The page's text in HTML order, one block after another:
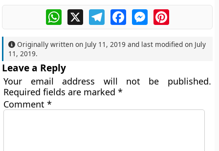
WhatsApp
X TelegramFacebookMessengerPinterest
Originally written on July 11, 2019 and last modified on July
11, 2019.
Leave a Reply
Your email address will not be published.
Required fields are marked*
Comment*